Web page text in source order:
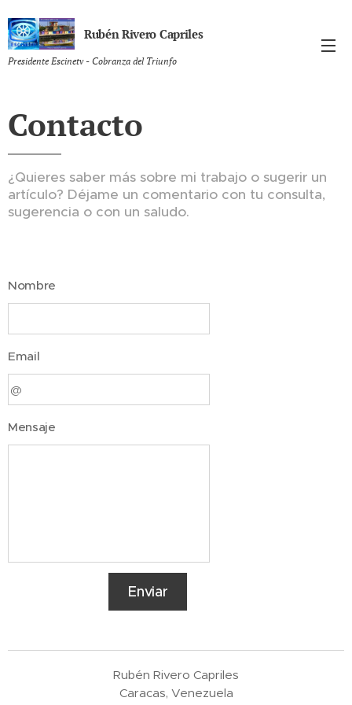
Rubén Rivero Capriles
Presidente Escinetv - Cobranza del Triunfo
Contacto
¿Quieres saber más sobre mi trabajo o sugerir un
artículo? Déjame un comentario con tu consulta,
sugerencia o con un saludo.
Nombre
Email
Mensaje
Enviar
Rubén Rivero Capriles
Caracas, Venezuela